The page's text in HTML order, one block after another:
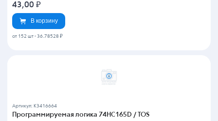
43,00 ₽
В корзину
от 152 шт - 36.78528 ₽
Артикул: K3416664
Программируемая логика 74HC165D / TOS